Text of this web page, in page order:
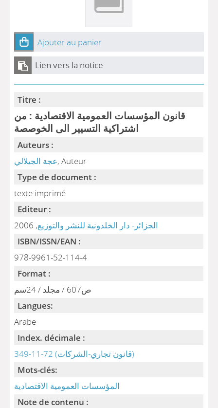
Ajouter au panier
Lien vers la notice
Titre :
قانون المؤسسات العمومية الاقتصادية : من
اشتراكية التسيير الى الخوصصة
Auteurs :
عجة الجيلالي, Auteur
Type de document :
texte imprimé
Editeur :
الجزائر- دار الخلدونية للنشر والتوزيع, 2006
ISBN/ISSN/EAN :
978-9961-52-114-4
Format :
ص607 / مجلد / 24سم
Langues:
Arabe
Index. décimale :
349-11-72 (قانون تجاري-الشركات)
Mots-clés:
المؤسسات العمومية الاقتصادية
Note de contenu :